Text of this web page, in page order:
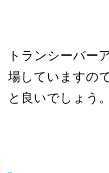
トランシーバー
場していますの
と良いでしょう。